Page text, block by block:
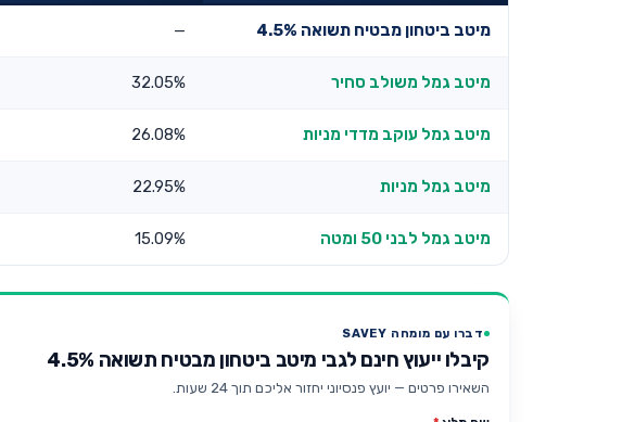
מיטב ביטחון מבטיח תשואה 4.5% —
מיטב גמל משולב סחיר 32.05%
מיטב גמל עוקב מדדי מניות 26.08%
מיטב גמל מניות 22.95%
מיטב גמל לבני 50 ומטה 15.09%
דברו עם מומחה SAVEY
קיבלו ייעוץ חינם לגבי מיטב ביטחון מבטיח תשואה 4.5%
השאירו פרטים — יועץ פנסיוני יחזור אליכם תוך 24 שעות.